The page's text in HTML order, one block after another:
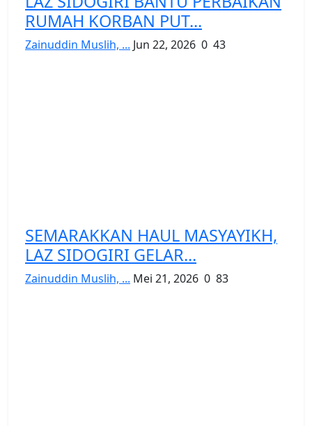
RUMAH KORBAN PUT...
Zainuddin Muslih, ... Jun 22, 2026 0 43
SEMARAKKAN HAUL MASYAYIKH,
LAZ SIDOGIRI GELAR...
Zainuddin Muslih, ... Mei 21, 2026 0 83